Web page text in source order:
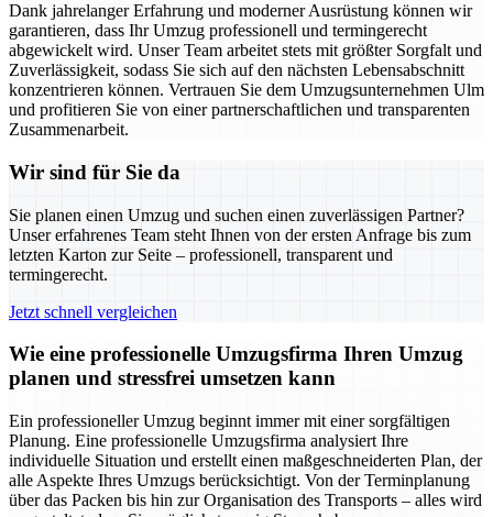
Dank jahrelanger Erfahrung und moderner Ausrüstung können wir
garantieren, dass Ihr Umzug professionell und termingerecht
abgewickelt wird. Unser Team arbeitet stets mit größter Sorgfalt und
Zuverlässigkeit, sodass Sie sich auf den nächsten Lebensabschnitt
konzentrieren können. Vertrauen Sie dem Umzugsunternehmen Ulm
und profitieren Sie von einer partnerschaftlichen und transparenten
Zusammenarbeit.
Wir sind für Sie da
Sie planen einen Umzug und suchen einen zuverlässigen Partner?
Unser erfahrenes Team steht Ihnen von der ersten Anfrage bis zum
letzten Karton zur Seite – professionell, transparent und
termingerecht.
Jetzt schnell vergleichen
Wie eine professionelle Umzugsfirma Ihren Umzug
planen und stressfrei umsetzen kann
Ein professioneller Umzug beginnt immer mit einer sorgfältigen
Planung. Eine professionelle Umzugsfirma analysiert Ihre
individuelle Situation und erstellt einen maßgeschneiderten Plan, der
alle Aspekte Ihres Umzugs berücksichtigt. Von der Terminplanung
über das Packen bis hin zur Organisation des Transports – alles wird